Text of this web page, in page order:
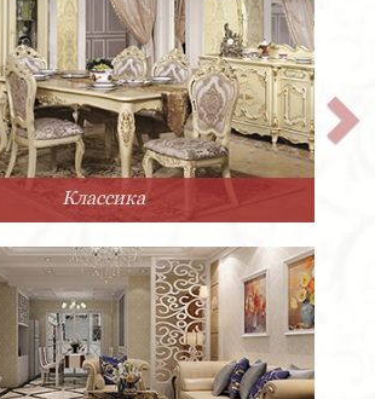
Классика